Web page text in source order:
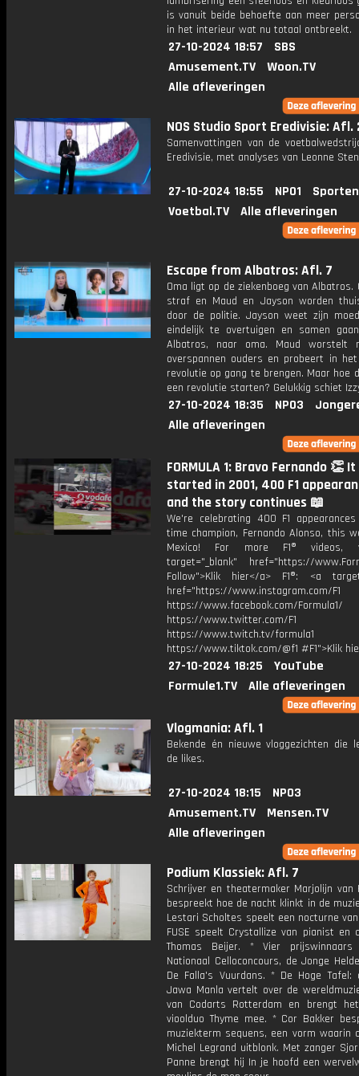
is vanuit beide behoefte aan meer
in het interieur wat nu totaal ontbreekt.
27-10-2024 18:57
SBS
Amusement.TV
Woon.TV
Alle afleveringen
NOS Studio Sport Eredivisie: Afl.
Samenvattingen van de
Eredivisie, met analyses van Leonne
27-10-2024 18:55 NPO1
Voetbal.TV
Alle afleveringen
Escape from Albatros: Afl. 7
Oma ligt op de ziekenboeg van Albatros.
straf en Maud en Jayson worden
door de politie. Jayson weet zijn
eindelijk te overtuigen en samen
Albatros, naar oma. Maud worstelt
overspannen ouders en probeert in
revolutie op gang te brengen. Maar hoe
een revolutie starten? Gelukkig schiet
27-10-2024 18:35 NPO3
Alle afleveringen
FORMULA 1: Bravo Fernando 👏
started in 2001, 400 F1
and the story continues 📖
We're celebrating 400 F1
time champion, Fernando Alonso, this
Mexico! For more F1® videos,
target="_blank" href="https://
Follow">Klik hier</a> F1®: <a
href="https://www.instagram.com/F1
https://www.facebook.com/Formula1/
https://www.twitter.com/F1
https://www.twitch.tv/formula1
https://www.tiktok.com/@f1 #F1">Klik
27-10-2024 18:25
YouTube
Formule1.TV
Alle afleveringen
Vlogmania: Afl. 1
Bekende én nieuwe vloggezichten die
de likes.
27-10-2024 18:15
NPO3
Amusement.TV
Mensen.TV
Alle afleveringen
Podium Klassiek: Afl. 7
Schrijver en theatermaker Marjolijn van
bespreekt hoe de nacht klinkt in de
Lestari Scholtes speelt een nocturne
FUSE speelt Crystallize van pianist en
Thomas Beijer. * Vier
Nationaal Celloconcours, de Jonge
De Falla's Vuurdans. * De Hoge Tafel:
Jawa Manla vertelt over de
van Codarts Rotterdam en brengt
vioolduo Thyme mee. * Cor Bakker
muziekterm sequens, een vorm waarin
Michel Legrand uitblonk. Met zanger
Panne brengt hij In je hoofd een